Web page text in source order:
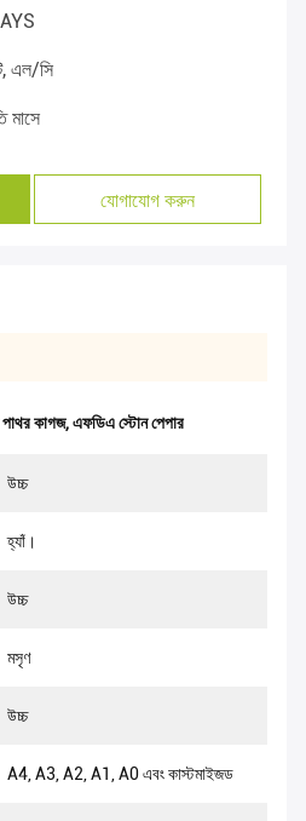
এল/সি
মাসে
যোগাযোগ করুন
পাথর কাগজ,এফডিএ স্টোন পেপার
উচ্চ
হ্যাঁ।
উচ্চ
মসৃণ
উচ্চ
A4, A3, A2, A1, A0 এবং কাস্টমাইজড